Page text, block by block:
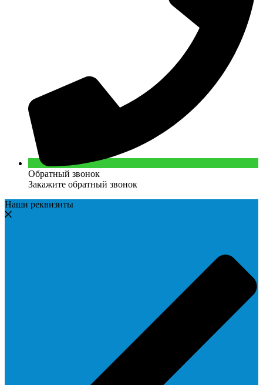
Обратный звонок
Закажите обратный звонок
Наши реквизиты